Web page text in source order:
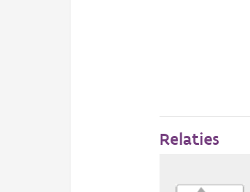
Relaties